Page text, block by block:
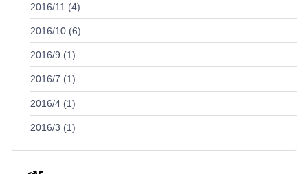
2016/11 (4)
2016/10 (6)
2016/9 (1)
2016/7 (1)
2016/4 (1)
2016/3 (1)